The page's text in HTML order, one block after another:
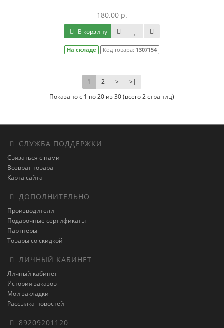
180.00 р.
В корзину
На складе Код товара: 1307154
1 2 > >|
Показано с 1 по 20 из 30 (всего 2 страниц)
СЛУЖБА ПОДДЕРЖКИ
Связаться с нами
Возврат товара
Карта сайта
ДОПОЛНИТЕЛЬНО
Производители
Подарочные сертификаты
Партнёры
Товары со скидкой
ЛИЧНЫЙ КАБИНЕТ
Личный кабинет
История заказов
Мои закладки
Рассылка новостей
89209201120